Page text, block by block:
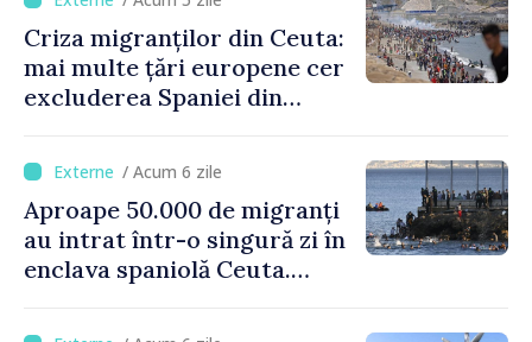
Criza migranților din Ceuta:
mai multe țări europene cer
excluderea Spaniei din
/ Acum 6 zile
Aproape 50.000 de migranți
au intrat într-o singură zi în
enclava spaniolă Ceuta.
Schengen cu Spania